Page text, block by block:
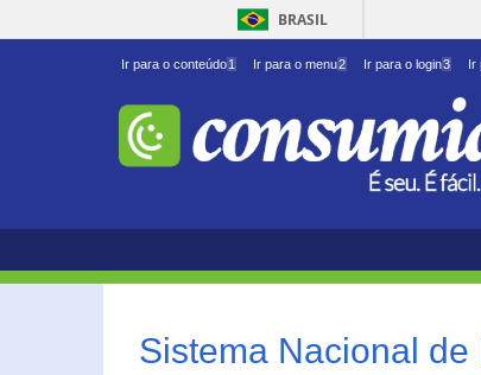
BRASIL
Ir para o conteúdo1 Ir para o menu2 Ir para o login3 Ir
Sistema Nacional